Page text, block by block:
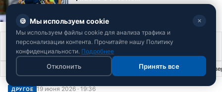
Война в Украине
Другое › Победу Усика пытались аннулировать: комиссия вынесла
ДРУГОЕ 19 июня 2026 · 19:36
🍪 Мы используем cookie ✕
Мы используем файлы cookie для анализа трафика и
персонализации контента. Прочитайте нашу Политику
конфиденциальности. Подробнее
Отклонить Принять все